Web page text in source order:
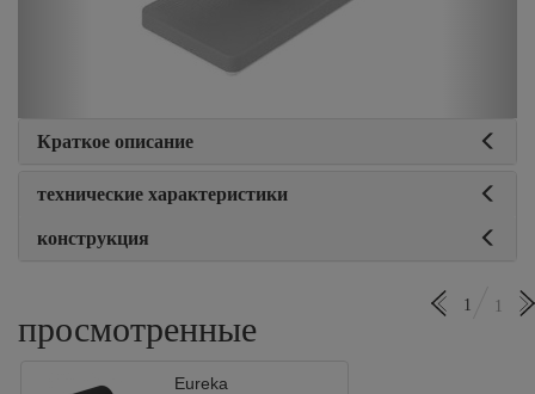
Краткое описание
технические характеристики
конструкция
просмотренные
1 1
Eureka